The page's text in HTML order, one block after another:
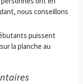
nous conseillons
puissent
la planche au